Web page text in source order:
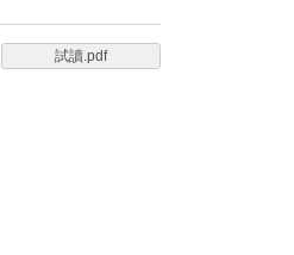
試讀.pdf